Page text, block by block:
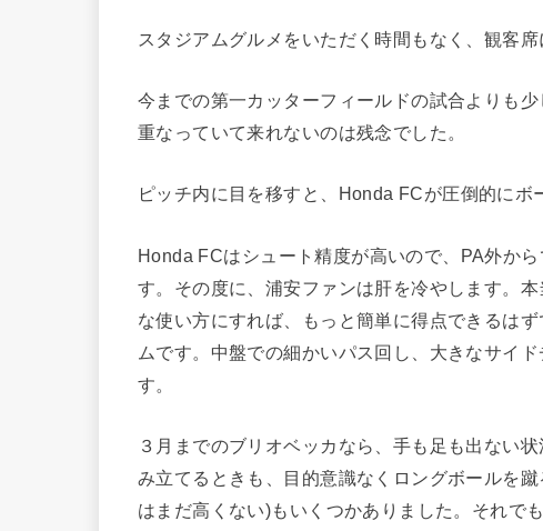
スタジアムグルメをいただく時間もなく、観客席
今までの第一カッターフィールドの試合よりも
重なっていて来れないのは残念でした。
ピッチ内に目を移すと、Honda FCが圧倒的にボ
Honda FCはシュート精度が高いので、PA外か
す。その度に、浦安ファンは肝を冷やします。
な使い方にすれば、もっと簡単に得点できるは
ムです。中盤での細かいパス回し、大きなサイ
す。
３月までのブリオベッカなら、手も足も出ない
み立てるときも、目的意識なくロングボールを
はまだ高くない)もいくつかありました。それで